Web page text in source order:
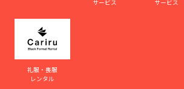
サービス
サービス
礼服・喪服
レンタル